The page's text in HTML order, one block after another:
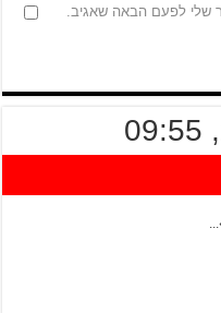
שלי לפעם הבאה שאגיב.